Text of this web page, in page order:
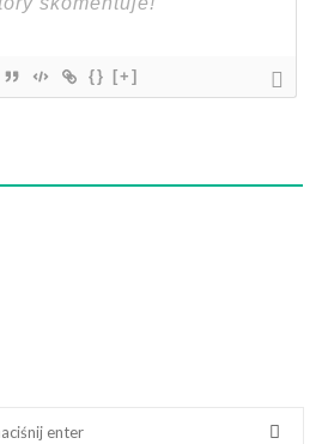
{} [+]